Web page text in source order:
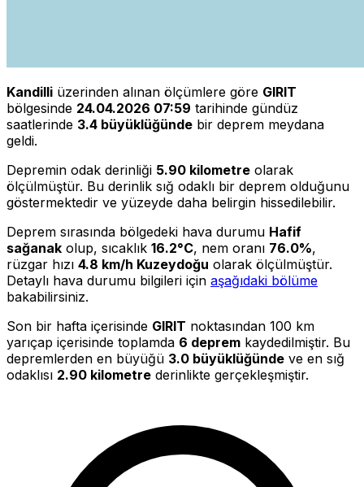
Kandilli üzerinden alınan ölçümlere göre GIRIT
bölgesinde 24.04.2026 07:59 tarihinde gündüz
saatlerinde 3.4 büyüklüğünde bir deprem meydana
geldi.
Depremin odak derinliği 5.90 kilometre olarak
ölçülmüştür. Bu derinlik sığ odaklı bir deprem olduğunu
göstermektedir ve yüzeyde daha belirgin hissedilebilir.
Deprem sırasında bölgedeki hava durumu Hafif
sağanak olup, sıcaklık 16.2°C, nem oranı 76.0%,
rüzgar hızı 4.8 km/h Kuzeydoğu olarak ölçülmüştür.
Detaylı hava durumu bilgileri için aşağıdaki bölüme
bakabilirsiniz.
Son bir hafta içerisinde GIRIT noktasından 100 km
yarıçap içerisinde toplamda 6 deprem kaydedilmiştir. Bu
depremlerden en büyüğü 3.0 büyüklüğünde ve en sığ
odaklısı 2.90 kilometre derinlikte gerçekleşmiştir.